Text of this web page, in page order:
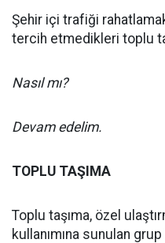
Şehir içi trafiği
tercih etmedikleri toplu
Nasıl mı?
Devam edelim.
TOPLU TAŞIMA
Toplu taşıma, özel
kullanımına sunulan